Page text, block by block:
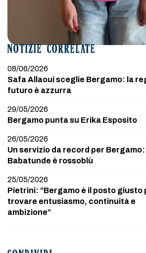
NOTIZIE CORRELATE
08/06/2026
Safa Allaoui sceglie Bergamo: la
futuro è azzurra
29/05/2026
Bergamo punta su Erika Esposito
26/05/2026
Un servizio da record per Bergamo:
Babatunde è rossoblù
25/05/2026
Pietrini: “Bergamo è il posto giusto
trovare entusiasmo, continuità e
ambizione”